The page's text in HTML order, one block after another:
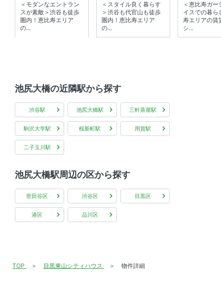
ウォークインクローゼット 、 バルコニー 、 南向き 、 角
部屋 、 全居室フローリング
分譲賃貸
＜モダンなエントラン
スが素敵＞渋谷も徒歩
圏内！恵比寿エリア
の...
＜スタイル良く暮らす
＞渋谷も代官山も徒歩
圏内！恵比寿エリア
の...
＜恵比寿ガー
イスでの暮ら
寿エリアの賃
シ...
池尻大橋の近隣駅から探す
渋谷駅 池尻大橋駅 三軒茶屋駅
駒沢大学駅 桜新町駅 用賀駅
二子玉川駅
池尻大橋駅周辺の区から探す
世田谷区 渋谷区 目黒区
港区 品川区
TOP 目黒東山シティハウス 物件詳細